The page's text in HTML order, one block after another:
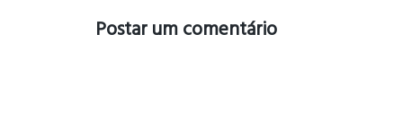
Postar um comentário